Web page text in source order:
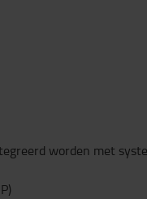
worden met